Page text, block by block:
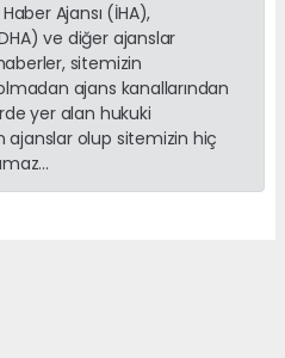
Ajansı (İHA),
ve diğer ajanslar
sitemizin
ajans kanallarından
yer alan hukuki
olup sitemizin hiç